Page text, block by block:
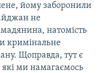
йому заборонили
не
натомість
кримінальне
Щоправда, тут є
ми намагаємось